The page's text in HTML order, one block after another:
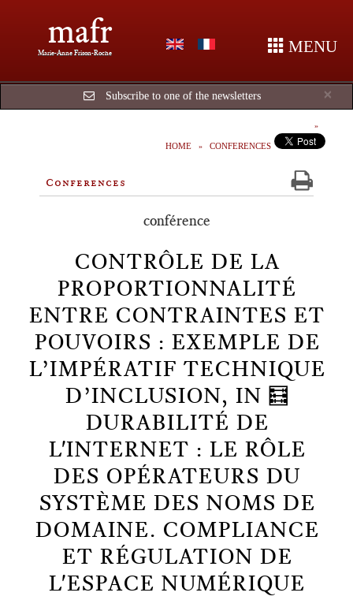
mafr
Marie-Anne Frison-Roche MENU
×
Subscribe to one of the newsletters
HOME CONFERENCES
Conferences
conférence
CONTRÔLE DE LA
PROPORTIONNALITÉ
ENTRE CONTRAINTES ET
POUVOIRS : EXEMPLE DE
L’IMPÉRATIF TECHNIQUE
D’INCLUSION, IN 🧮
DURABILITÉ DE
L'INTERNET : LE RÔLE
DES OPÉRATEURS DU
SYSTÈME DES NOMS DE
DOMAINE. COMPLIANCE
ET RÉGULATION DE
L'ESPACE NUMÉRIQUE